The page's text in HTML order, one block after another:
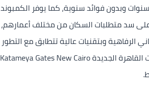
وبالتقسيط المريح على أطول فترة سداد ممكنة تصل الي 8 سنوات وبدون فوائد سنوية، كما يوفر الكمبوند
سد متطلبات السكان من مختلف أعمارهم،
وبتقنيات عالية تتطابق مع التطور
العمراني الحديث الذي يمر به العالم في كمبوند قطامية جيت القاهرة الجديدة Katameya Gates New Cairo